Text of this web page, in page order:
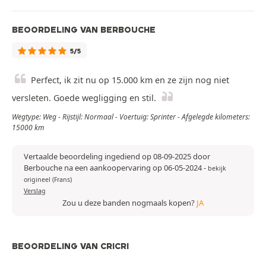
BEOORDELING VAN BERBOUCHE
5/5
Perfect, ik zit nu op 15.000 km en ze zijn nog niet
versleten. Goede wegligging en stil.
Wegtype: Weg - Rijstijl: Normaal - Voertuig: Sprinter - Afgelegde kilometers:
15000 km
Vertaalde beoordeling ingediend op 08-09-2025 door
Berbouche na een aankoopervaring op 06-05-2024- bekijk
origineel (Frans)
Verslag
Zou u deze banden nogmaals kopen? JA
BEOORDELING VAN CRICRI